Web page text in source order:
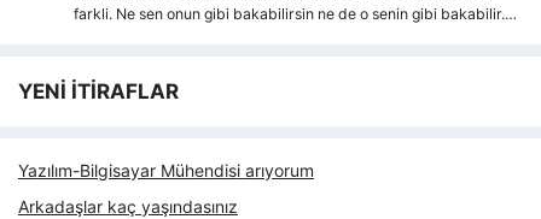
farkli. Ne sen onun gibi bakabilirsin ne de o senin gibi bakabilir.…
YENİ İTİRAFLAR
Yazılım-Bilgisayar Mühendisi arıyorum
Arkadaşlar kaç yaşındasınız